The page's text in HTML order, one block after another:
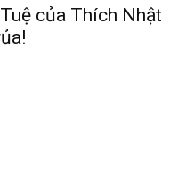
của Thích Nhật